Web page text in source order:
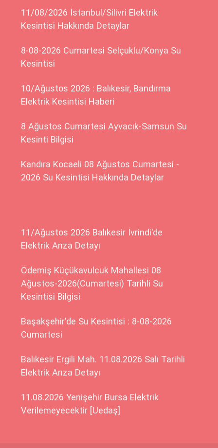
11/08/2026 İstanbul/Silivri Elektrik
Kesintisi Hakkında Detaylar
8-08-2026 Cumartesi Selçuklu/Konya Su
Kesintisi
10/Ağustos 2026 : Balıkesir, Bandırma
Elektrik Kesintisi Haberi
8 Ağustos Cumartesi Ayvacık-Samsun Su
Kesinti Bilgisi
Kandıra Kocaeli 08 Ağustos Cumartesi -
2026 Su Kesintisi Hakkında Detaylar
11/Ağustos 2026 Balıkesir İvrindi'de
Elektrik Arıza Detayı
Ödemiş Küçükavulcuk Mahallesi 08
Ağustos-2026(Cumartesi) Tarihli Su
Kesintisi Bilgisi
Başakşehir'de Su Kesintisi : 8-08-2026
Cumartesi
Balıkesir Ergili Mah. 11.08.2026 Salı Tarihli
Elektrik Arıza Detayı
11.08.2026 Yenişehir Bursa Elektrik
Verilemeyecektir [Uedaş]